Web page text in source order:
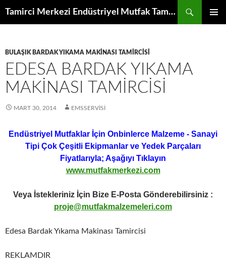
Tamirci Merkezi Endüstriyel Mutfak Tamiri Periyodik Bakımı Servisi
BULAŞIK BARDAK YIKAMA MAKINASI TAMIRCISI
EDESA BARDAK YIKAMA
MAKINASI TAMIRCISI
MART 30, 2014 EMSSERVISI
Endüstriyel Mutfaklar İçin Onbinlerce Malzeme - Sanayi
Tipi Çok Çeşitli Ekipmanlar ve Yedek Parçaları
Fiyatlarıyla; Aşağıyı Tıklayın
www.mutfakmerkezi.com
Veya İstekleriniz İçin Bize E-Posta Gönderebilirsiniz :
proje@mutfakmalzemeleri.com
Edesa Bardak Yıkama Makinası Tamircisi
REKLAMDIR